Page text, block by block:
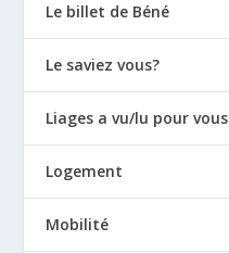
Le billet de Béné
Le saviez vous?
Liages a vu/lu pour vous
Logement
Mobilité